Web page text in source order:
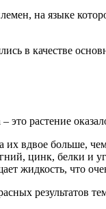
на языке
в качестве
это растение
вдвое больше,
цинк, белки и
жидкость, что
результатов